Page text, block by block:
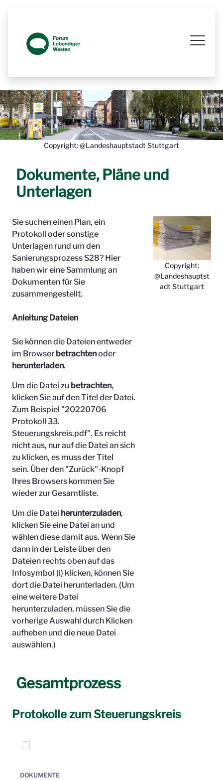
Copyright: @Landeshauptstadt Stuttgart
Dokumente, Pläne und
Unterlagen
Sie suchen einen Plan, ein
Protokoll oder sonstige
Unterlagen rund um den
Sanierungsprozess S28? Hier
haben wir eine Sammlung an
Dokumenten für Sie
zusammengestellt.
Anleitung Dateien
Sie können die Dateien entweder
im Browser betrachtenoder
herunterladen.
Um die Datei zu betrachten,
klicken Sie auf den Titel der Datei.
Zum Beispiel "20220706
Protokoll 33.
Steuerungskreis.pdf". Es reicht
nicht aus, nur auf die Datei an sich
zu klicken, es muss der Titel
sein. Über den "Zurück"-Knopf
Ihres Browsers kommen Sie
wieder zur Gesamtliste.
Um die Datei herunterzuladen,
klicken Sie eine Datei an und
wählen diese damit aus. Wenn Sie
dann in der Leiste über den
Dateien rechts oben auf das
Infosymbol (i) klicken, können Sie
dort die Datei herunterladen. (Um
eine weitere Datei
herunterzuladen, müssen Sie die
vorherige Auswahl durch Klicken
aufheben und die neue Datei
auswählen.)
Copyright:
@Landeshauptst
adt Stuttgart
Gesamtprozess
Protokolle zum Steuerungskreis
Elemente auswählen
DOKUMENTE